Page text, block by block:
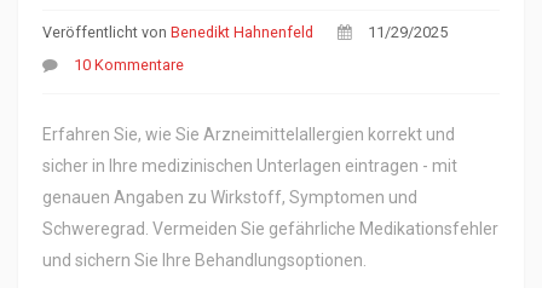
Veröffentlicht von Benedikt Hahnenfeld
11/29/2025
10 Kommentare
Erfahren Sie, wie Sie Arzneimittelallergien korrekt und
sicher in Ihre medizinischen Unterlagen eintragen - mit
genauen Angaben zu Wirkstoff, Symptomen und
Schweregrad. Vermeiden Sie gefährliche Medikationsfehler
und sichern Sie Ihre Behandlungsoptionen.